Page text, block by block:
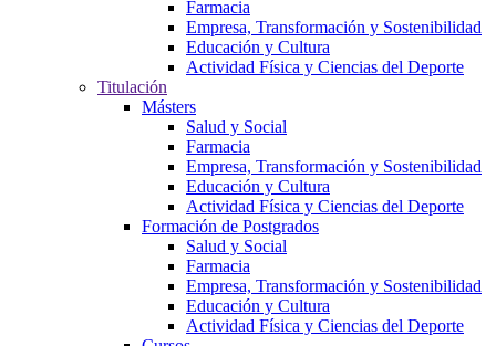
Farmacia
Empresa, Transformación y Sostenibilidad
Educación y Cultura
Actividad Física y Ciencias del Deporte
Titulación
Másters
Salud y Social
Farmacia
Empresa, Transformación y Sostenibilidad
Educación y Cultura
Actividad Física y Ciencias del Deporte
Formación de Postgrados
Salud y Social
Farmacia
Empresa, Transformación y Sostenibilidad
Educación y Cultura
Actividad Física y Ciencias del Deporte